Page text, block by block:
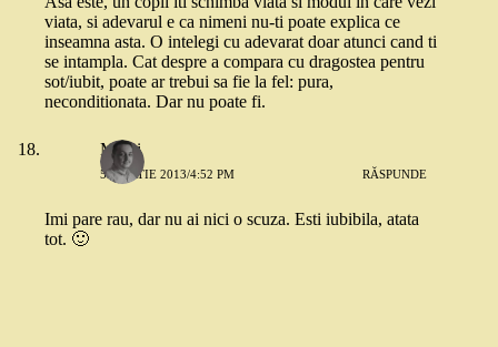
viata, si adevarul e ca nimeni nu-ti poate explica ce
inseamna asta. O intelegi cu adevarat doar atunci cand ti
se intampla. Cat despre a compara cu dragostea pentru
sot/iubit, poate ar trebui sa fie la fel: pura,
neconditionata. Dar nu poate fi.
Mihai
5 MARTIE 2013/4:52 PM RĂSPUNDE
Imi pare rau, dar nu ai nici o scuza. Esti iubibila, atata
tot. 🙂